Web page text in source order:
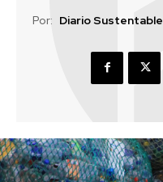
Por: Diario Sustentable